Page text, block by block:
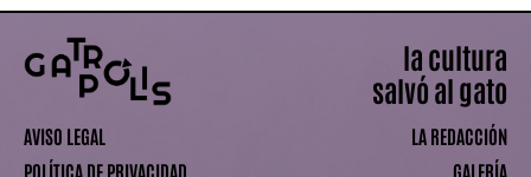
AVISO LEGAL
POLÍTICA DE PRIVACIDAD
la cultura
salvó al gato
LA REDACCIÓN
GALERÍA